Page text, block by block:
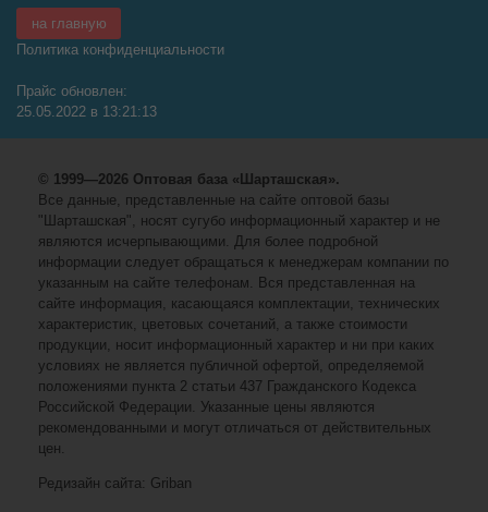
на главную
Политика конфиденциальности
Прайс обновлен:
25.05.2022 в 13:21:13
© 1999—2026 Оптовая база «Шарташская».
Все данные, представленные на сайте оптовой базы
"Шарташская", носят сугубо информационный характер и не
являются исчерпывающими. Для более подробной
информации следует обращаться к менеджерам компании по
указанным на сайте телефонам. Вся представленная на
сайте информация, касающаяся комплектации, технических
характеристик, цветовых сочетаний, а также стоимости
продукции, носит информационный характер и ни при каких
условиях не является публичной офертой, определяемой
положениями пункта 2 статьи 437 Гражданского Кодекса
Российской Федерации. Указанные цены являются
рекомендованными и могут отличаться от действительных
цен.
Редизайн сайта: Griban